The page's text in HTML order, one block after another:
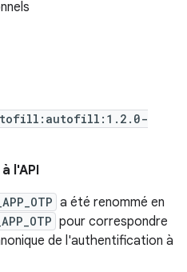
l'API
a été renommé en
pour correspondre
de l'authentification à